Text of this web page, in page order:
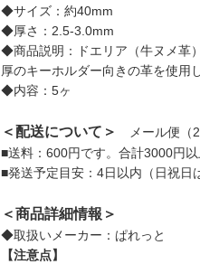
◆サイズ：約40mm
◆厚さ：2.5-3.0mm
◆商品説明：ドエリア（牛ヌメ革
厚のキーホルダー向きの革を使用
◆内容：5ヶ
＜配送について＞
メール便（
■送料：600円です。合計3000円以
■発送予定目安：4日以内（日祝日
＜商品詳細情報＞
◆取扱いメーカー：ぱれっと
【注意点】